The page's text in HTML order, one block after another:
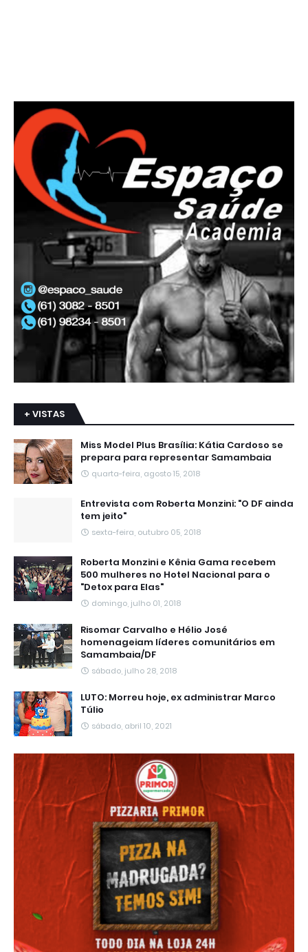
+ VISTAS
Miss Model Plus Brasília: Kátia Cardoso se
prepara para representar Samambaia
quarta-feira, agosto 15, 2018
Entrevista com Roberta Monzini: "O DF ainda
tem jeito"
sexta-feira, outubro 05, 2018
Roberta Monzini e Kênia Gama recebem
500 mulheres no Hotel Nacional para o
"Detox para Elas"
domingo, julho 01, 2018
Risomar Carvalho e Hélio José
homenageiam líderes comunitários em
Samambaia/DF
sábado, julho 28, 2018
LUTO: Morreu hoje, ex administrar Marco
Túlio
sábado, abril 10, 2021